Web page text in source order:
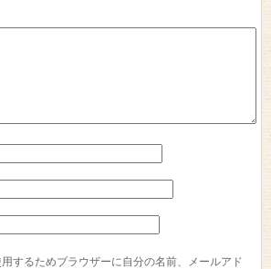
するためブラウザーに自分の名前、メールアド